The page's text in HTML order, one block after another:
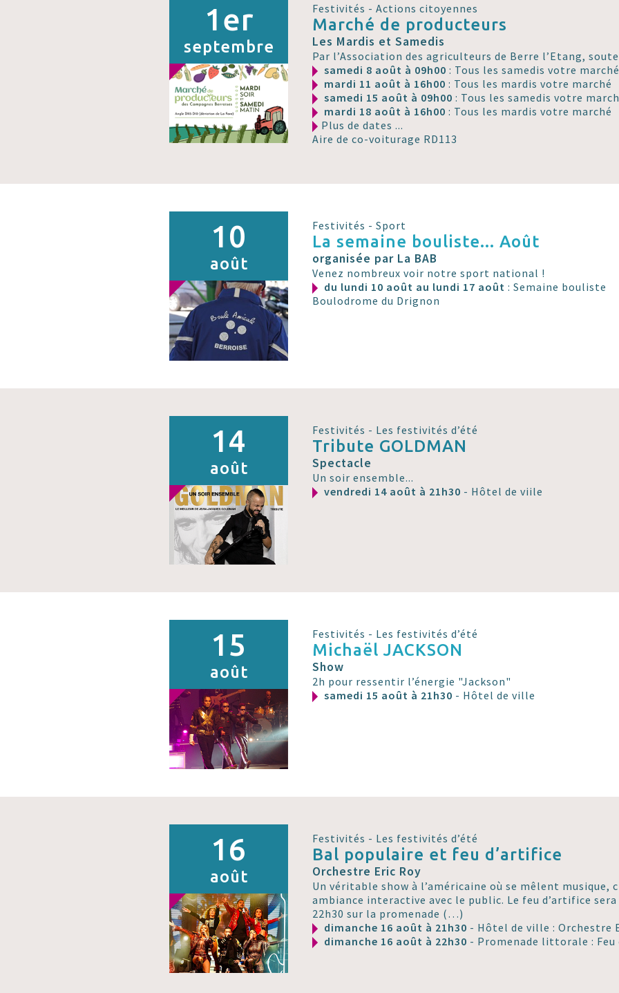
1er
septembre
Festivités - Actions citoyennes
Marché de producteurs
Les Mardis et Samedis
Par l’Association des agriculteurs de Berre l’Etang,
samedi 8 août à 09h00: Tous les samedis votre
mardi 11 août à 16h00: Tous les mardis votre marché
samedi 15 août à 09h00: Tous les samedis votre
mardi 18 août à 16h00: Tous les mardis votre marché
Plus de dates ...
Aire de co-voiturage RD113
10
août
Festivités - Sport
La semaine bouliste... Août
organisée par La BAB
Venez nombreux voir notre sport national !
du lundi 10 août au lundi 17 août: Semaine bouliste
Boulodrome du Drignon
14
août
Festivités - Les festivités d’été
Tribute GOLDMAN
Spectacle
Un soir ensemble...
vendredi 14 août à 21h30 - Hôtel de viile
15
août
Festivités - Les festivités d’été
Michaël JACKSON
Show
2h pour ressentir l’énergie "Jackson"
samedi 15 août à 21h30 - Hôtel de ville
16
août
Festivités - Les festivités d’été
Bal populaire et feu d’artifice
Orchestre Eric Roy
Un véritable show à l’américaine où se mêlent musique,
ambiance interactive avec le public. Le feu d’artifice
22h30 sur la promenade (…)
dimanche 16 août à 21h30 - Hôtel de ville : Orchestre
dimanche 16 août à 22h30 - Promenade littorale : Feu